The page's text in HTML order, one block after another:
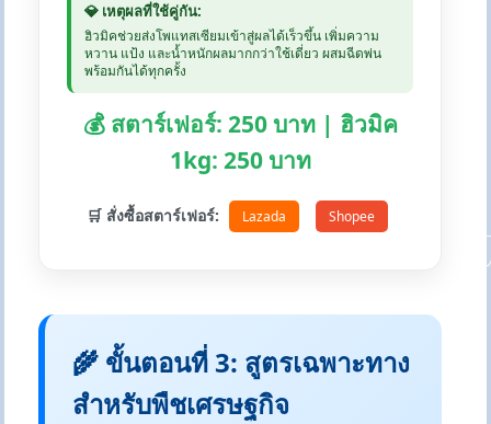
💎 เหตุผลที่ใช้คู่กัน:
ฮิวมิคช่วยส่งโพแทสเซียมเข้าสู่ผลได้เร็วขึ้น เพิ่มความ
หวาน แป้ง และน้ำหนักผลมากกว่าใช้เดี่ยว ผสมฉีดพ่น
พร้อมกันได้ทุกครั้ง
💰 สตาร์เฟอร์: 250 บาท | ฮิวมิค
1kg: 250 บาท
🛒 สั่งซื้อสตาร์เฟอร์: Lazada Shopee
🌾 ขั้นตอนที่ 3: สูตรเฉพาะทาง
สำหรับพืชเศรษฐกิจ